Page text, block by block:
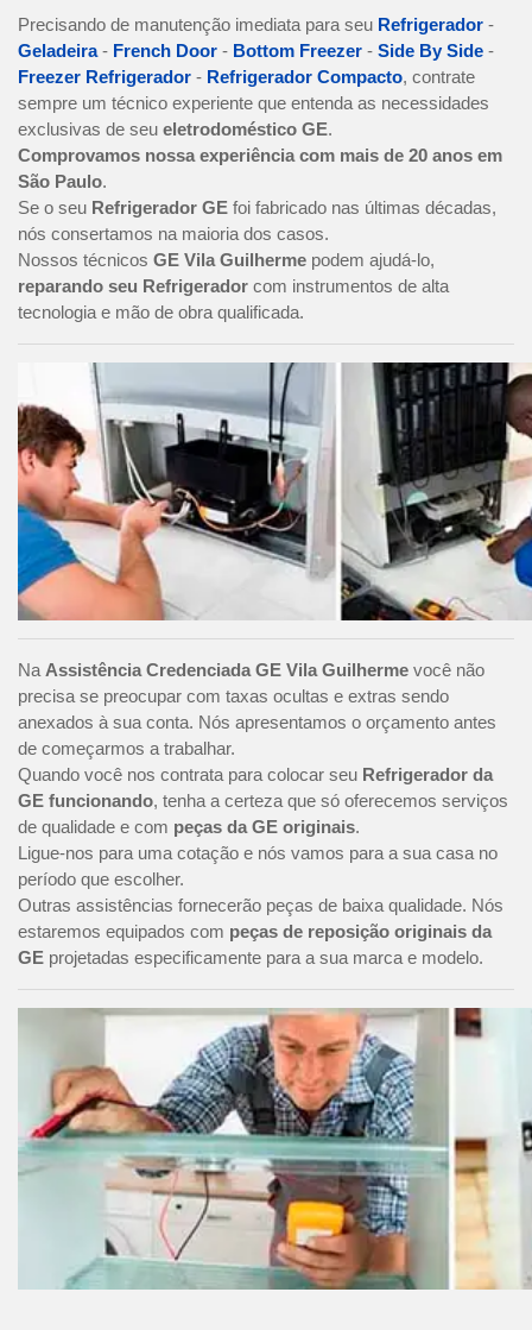
Precisando de manutenção imediata para seu Refrigerador -
Geladeira- French Door - Bottom Freezer - Side By Side -
Freezer Refrigerador - Refrigerador Compacto, contrate
sempre um técnico experiente que entenda as necessidades
exclusivas de seu eletrodoméstico GE.
Comprovamos nossa experiência com mais de 20 anos em
São Paulo.
Se o seu Refrigerador GE foi fabricado nas últimas décadas,
nós consertamos na maioria dos casos.
Nossos técnicos GE Vila Guilherme podem ajudá-lo,
reparando seu Refrigerador com instrumentos de alta
tecnologia e mão de obra qualificada.
Na Assistência Credenciada GE Vila Guilherme você não
precisa se preocupar com taxas ocultas e extras sendo
anexados à sua conta. Nós apresentamos o orçamento antes
de começarmos a trabalhar.
Quando você nos contrata para colocar seu Refrigerador da
GE funcionando, tenha a certeza que só oferecemos serviços
de qualidade e com peças da GE originais.
Ligue-nos para uma cotação e nós vamos para a sua casa no
período que escolher.
Outras assistências fornecerão peças de baixa qualidade. Nós
estaremos equipados com peças de reposição originais da
GE projetadas especificamente para a sua marca e modelo.